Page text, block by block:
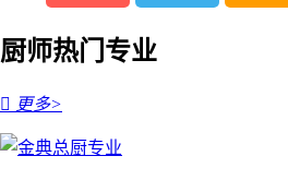
厨师热门专业
 更多>